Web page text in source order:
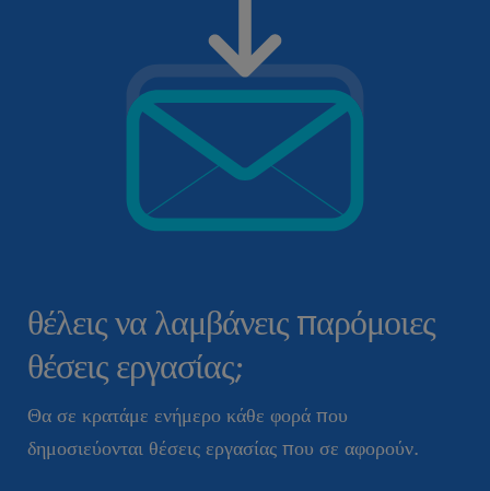
θέλεις να λαμβάνεις παρόμοιες
θέσεις εργασίας;
Θα σε κρατάμε ενήμερο κάθε φορά που
δημοσιεύονται θέσεις εργασίας που σε αφορούν.